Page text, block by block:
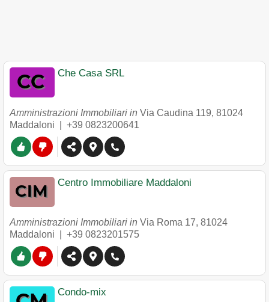
Che Casa SRL
Amministrazioni Immobiliari in Via Caudina 119, 81024
Maddaloni
+39 0823200641
Centro Immobiliare Maddaloni
Amministrazioni Immobiliari in Via Roma 17, 81024
Maddaloni
+39 0823201575
Condo-mix